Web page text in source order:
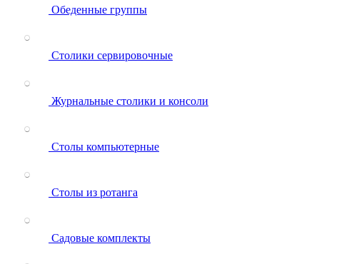
Обеденные группы
Столики сервировочные
Журнальные столики и консоли
Столы компьютерные
Столы из ротанга
Садовые комплекты